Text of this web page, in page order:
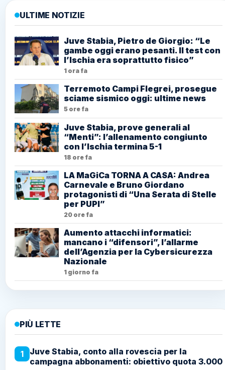
ULTIME NOTIZIE
Juve Stabia, Pietro de Giorgio: “Le
gambe oggi erano pesanti. Il test con
l’Ischia era soprattutto fisico”
1 ora fa
Terremoto Campi Flegrei, prosegue
sciame sismico oggi: ultime news
5 ore fa
Juve Stabia, prove generali al
“Menti”: l’allenamento congiunto
con l’Ischia termina 5-1
18 ore fa
LA MaGiCa TORNA A CASA: Andrea
Carnevale e Bruno Giordano
protagonisti di “Una Serata di Stelle
per PUPI”
20 ore fa
Aumento attacchi informatici:
mancano i “difensori”, l’allarme
dell’Agenzia per la Cybersicurezza
Nazionale
1 giorno fa
PIÙ LETTE
1
Juve Stabia, conto alla rovescia per la
campagna abbonamenti: obiettivo quota 3.000